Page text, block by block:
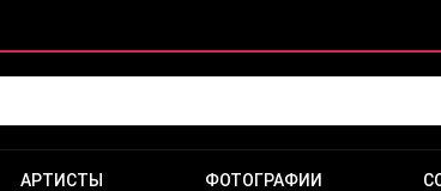
АРТИСТЫ ФОТОГРАФИИ